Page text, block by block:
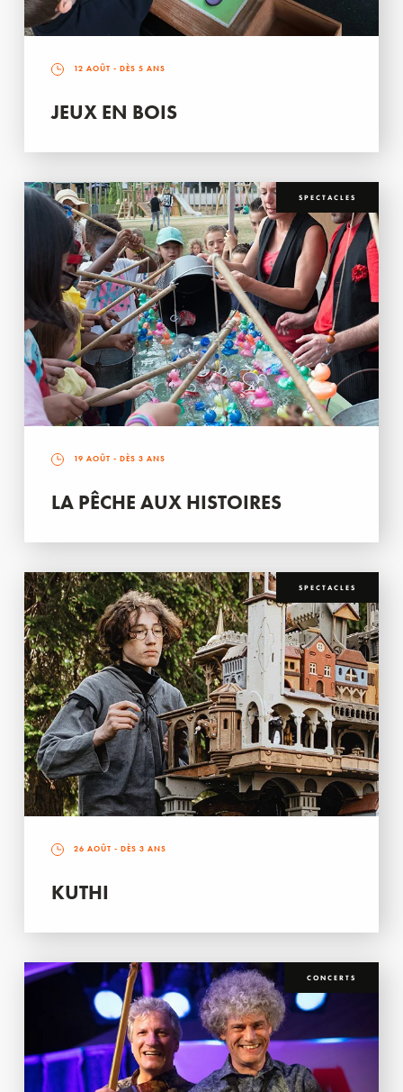
12 AOÛT - DÈS 5 ANS
JEUX EN BOIS
SPECTACLES
19 AOÛT - DÈS 3 ANS
LA PÊCHE AUX HISTOIRES
SPECTACLES
26 AOÛT - DÈS 3 ANS
KUTHI
CONCERTS